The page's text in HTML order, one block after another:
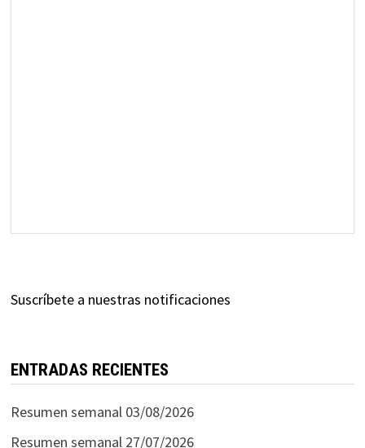
Suscríbete a nuestras notificaciones
ENTRADAS RECIENTES
Resumen semanal 03/08/2026
Resumen semanal 27/07/2026